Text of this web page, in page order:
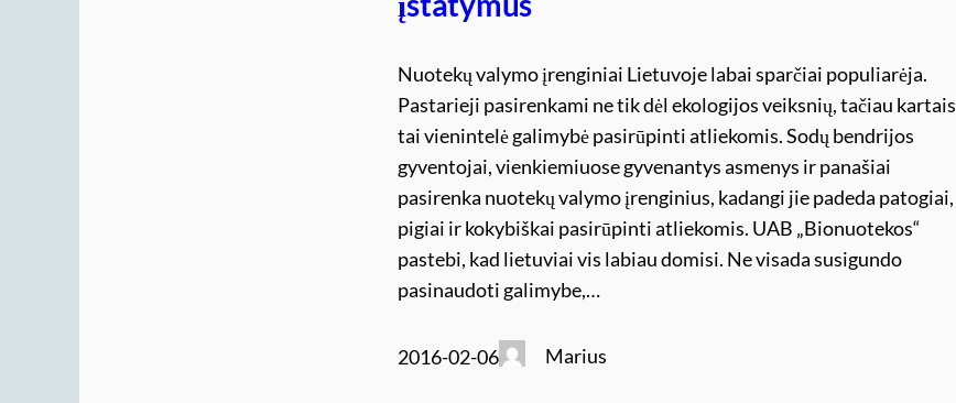
Nuotekų valymo įrenginiai Lietuvoje labai sparčiai populiarėja.
Pastarieji pasirenkami ne tik dėl ekologijos veiksnių, tačiau kartais
tai vienintelė galimybė pasirūpinti atliekomis. Sodų bendrijos
gyventojai, vienkiemiuose gyvenantys asmenys ir panašiai
pasirenka nuotekų valymo įrenginius, kadangi jie padeda patogiai,
pigiai ir kokybiškai pasirūpinti atliekomis. UAB „Bionuotekos“
pastebi, kad lietuviai vis labiau domisi. Ne visada susigundo
pasinaudoti galimybe,…
2016-02-06 Marius